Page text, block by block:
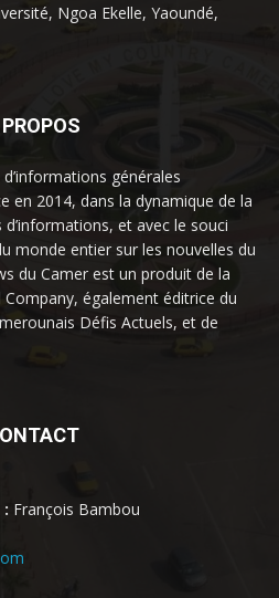
Ngoa Ekelle, Yaoundé,
générales
en 2014, dans la dynamique de la
et avec le souci
monde entier sur les nouvelles du
du Camer est un produit de la
également éditrice du
Défis Actuels, et de
François Bambou